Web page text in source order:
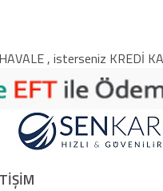
, isterseniz KREDİ